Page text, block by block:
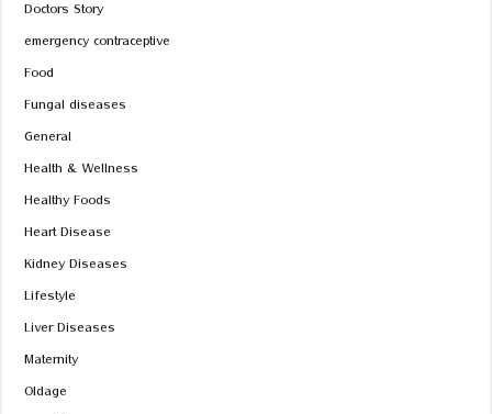
Doctors Story
emergency contraceptive
Food
Fungal diseases
General
Health & Wellness
Healthy Foods
Heart Disease
Kidney Diseases
Lifestyle
Liver Diseases
Maternity
Oldage